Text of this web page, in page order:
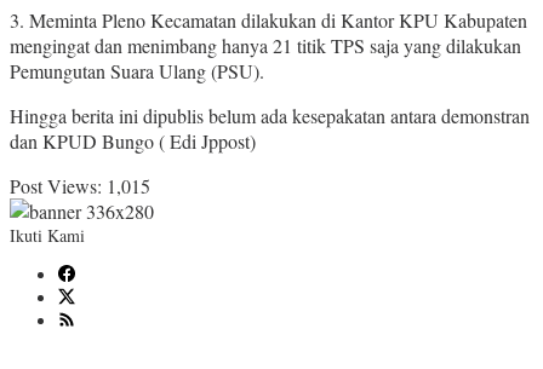
3. Meminta Pleno Kecamatan dilakukan di Kantor KPU Kabupaten
mengingat dan menimbang hanya 21 titik TPS saja yang dilakukan
Pemungutan Suara Ulang (PSU).
Hingga berita ini dipublis belum ada kesepakatan antara demonstran
dan KPUD Bungo ( Edi Jppost)
Post Views: 1,015
Ikuti Kami